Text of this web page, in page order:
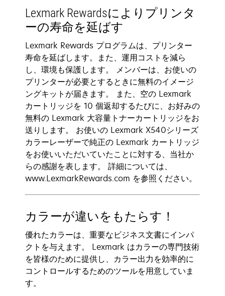
Lexmark Rewardsによりプリンタ
ーの寿命を延ばす
Lexmark Rewards プログラムは、プリンター
寿命を延ばします。また、運用コストを減ら
し、環境も保護します。 メンバーは、お使いの
プリンターが必要とするときに無料のイメージ
ングキットが届きます。 また、空の Lexmark
カートリッジを 10 個返却するたびに、お好みの
無料の Lexmark 大容量トナーカートリッジをお
送りします。 お使いの Lexmark X540シリーズ
カラーレーザーで純正の Lexmark カートリッジ
をお使いいただいていたことに対する、当社か
らの感謝を表します。 詳細については、
www.LexmarkRewards.com を参照ください。
カラーが違いをもたらす！
優れたカラーは、重要なビジネス文書にインパ
クトを与えます。 Lexmark はカラーの専門技術
を皆様のために提供し、カラー出力を効率的に
コントロールするためのツールを用意していま
す。